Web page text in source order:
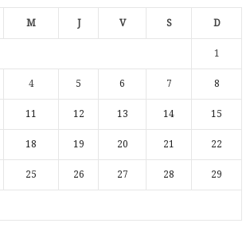
M J V S D
1
4 5 6 7 8
11 12 13 14 15
18 19 20 21 22
25 26 27 28 29